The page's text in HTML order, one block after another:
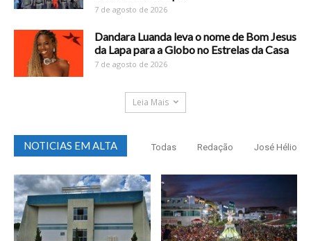
7 de agosto de 2026
Dandara Luanda leva o nome de Bom Jesus
da Lapa para a Globo no Estrelas da Casa
7 de agosto de 2026
Leia Mais
NOTICIAS EM ALTA Todas Redação José Hélio